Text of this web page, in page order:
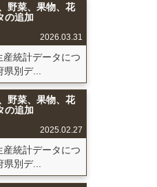
野菜、果物、花
の追加
2026.03.31
統計データにつ
別デ...
野菜、果物、花
の追加
2025.02.27
統計データにつ
県別デ...